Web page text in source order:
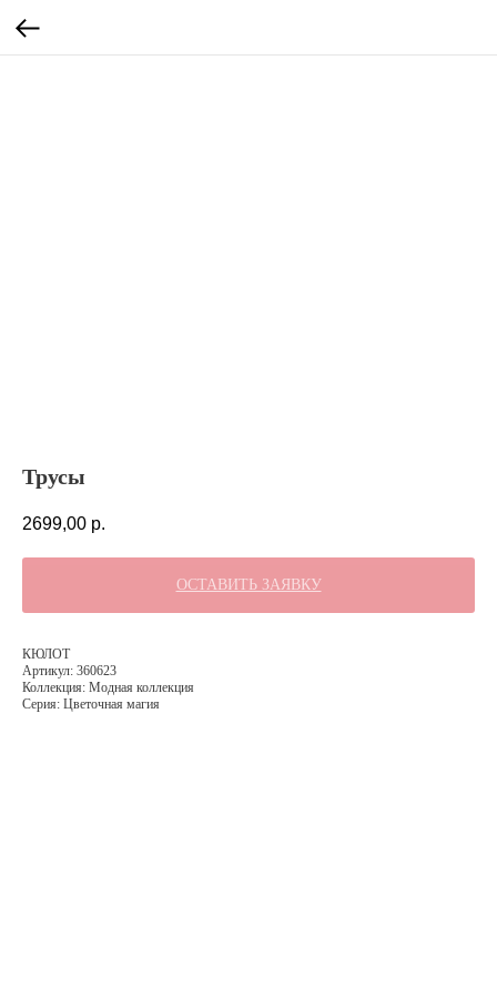
Трусы
2699,00 р.
ОСТАВИТЬ ЗАЯВКУ
КЮЛОТ
Артикул: 360623
Коллекция: Модная коллекция
Серия: Цветочная магия